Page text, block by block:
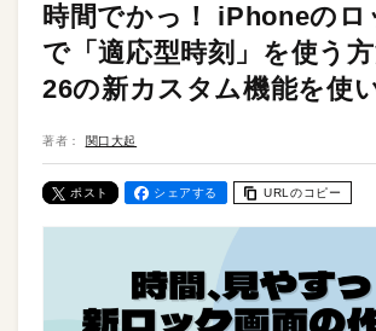
時間でかっ！ iPhoneのロ
で「適応型時刻」を使う
26の新カスタム機能を使
著者： 関口大起
ポスト シェアする URLのコピー